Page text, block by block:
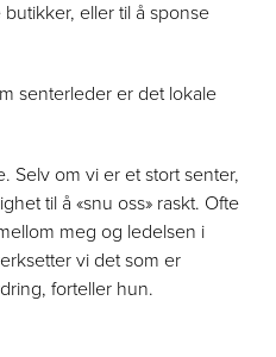
eller til å sponse
senterleder er det lokale
Selv om vi er et stort senter,
til å «snu oss» raskt. Ofte
meg og ledelsen i
vi det som er
forteller hun.